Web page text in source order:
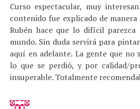
Curso espectacular, muy
contenido fue explicado de manera
Rubén hace que lo difícil
mundo. Sin duda servirá para
aquí en adelante. La gente que no
lo que se perdió, y por calidad/
insuperable. Totalmente